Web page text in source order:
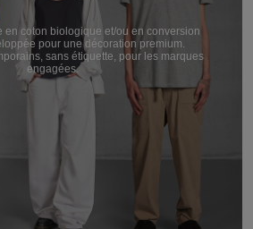
en coton biologique et/ou en conversion
pour une décoration premium.
sans étiquette, pour les marques
engagées.